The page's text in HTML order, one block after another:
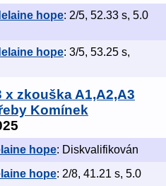
hope: 2/5, 52.33 s, 5.0
hope: 3/5, 53.25 s,
x zkouška A1,A2,A3
Komínek
hope: Diskvalifikován
hope: 2/8, 41.21 s, 5.0